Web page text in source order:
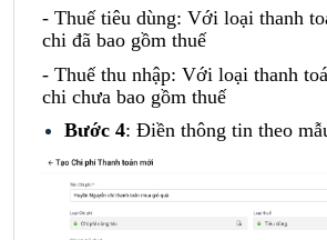
- Thuế tiêu dùng: Với loại thanh
chi đã bao gồm thuế
- Thuế thu nhập: Với loại thanh
chi chưa bao gồm thuế
Bước 4: Điền thông tin theo